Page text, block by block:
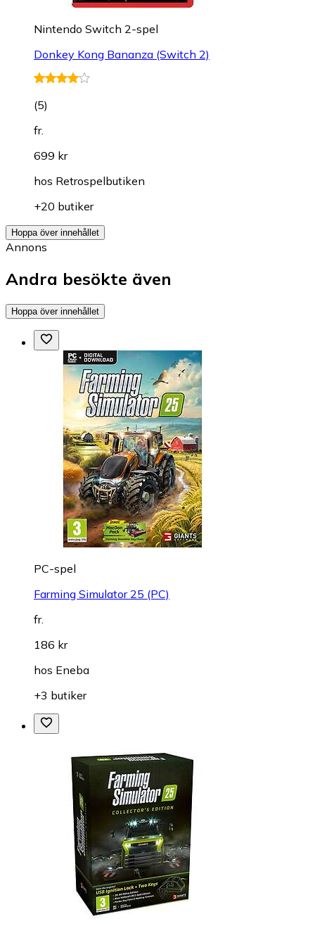
Nintendo Switch 2-spel
Donkey Kong Bananza (Switch 2)
(5)
fr.
699 kr
hos Retrospelbutiken
+20 butiker
Hoppa över innehållet
Annons
Andra besökte även
Hoppa över innehållet
PC-spel
Farming Simulator 25 (PC)
fr.
186 kr
hos Eneba
+3 butiker